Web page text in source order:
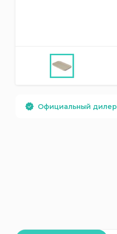
Официальный дилер